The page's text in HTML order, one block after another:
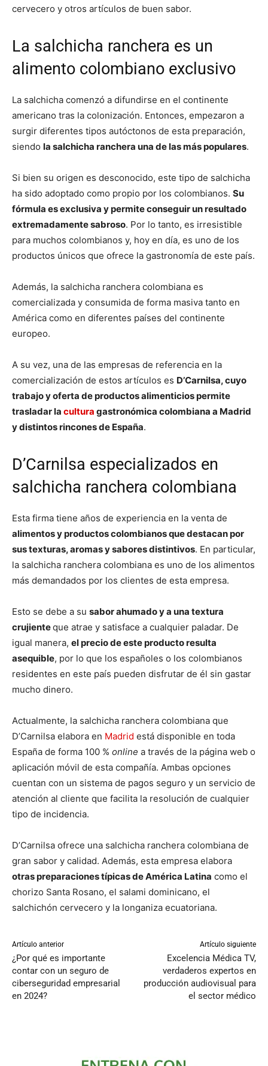
cervecero y otros artículos de buen sabor.
La salchicha ranchera es un
alimento colombiano exclusivo
La salchicha comenzó a difundirse en el continente
americano tras la colonización. Entonces, empezaron a
surgir diferentes tipos autóctonos de esta preparación,
siendo la salchicha ranchera una de las más populares.
Si bien su origen es desconocido, este tipo de salchicha
ha sido adoptado como propio por los colombianos. Su
fórmula es exclusiva y permite conseguir un resultado
extremadamente sabroso. Por lo tanto, es irresistible
para muchos colombianos y, hoy en día, es uno de los
productos únicos que ofrece la gastronomía de este país.
Además, la salchicha ranchera colombiana es
comercializada y consumida de forma masiva tanto en
América como en diferentes países del continente
europeo.
A su vez, una de las empresas de referencia en la
comercialización de estos artículos es D’Carnilsa, cuyo
trabajo y oferta de productos alimenticios permite
trasladar la cultura gastronómica colombiana a Madrid
y distintos rincones de España.
D’Carnilsa especializados en
salchicha ranchera colombiana
Esta firma tiene años de experiencia en la venta de
alimentos y productos colombianos que destacan por
sus texturas, aromas y sabores distintivos. En particular,
la salchicha ranchera colombiana es uno de los alimentos
más demandados por los clientes de esta empresa.
Esto se debe a su sabor ahumado y a una textura
crujienteque atrae y satisface a cualquier paladar. De
igual manera, el precio de este producto resulta
asequible, por lo que los españoles o los colombianos
residentes en este país pueden disfrutar de él sin gastar
mucho dinero.
Actualmente, la salchicha ranchera colombiana que
D’Carnilsa elabora en Madrid está disponible en toda
España de forma 100 % online a través de la página web o
aplicación móvil de esta compañía. Ambas opciones
cuentan con un sistema de pagos seguro y un servicio de
atención al cliente que facilita la resolución de cualquier
tipo de incidencia.
D’Carnilsa ofrece una salchicha ranchera colombiana de
gran sabor y calidad. Además, esta empresa elabora
otras preparaciones típicas de América Latina como el
chorizo Santa Rosano, el salami dominicano, el
salchichón cervecero y la longaniza ecuatoriana.
Artículo anterior
¿Por qué es importante
contar con un seguro de
ciberseguridad empresarial
en 2024?
Artículo siguiente
Excelencia Médica TV,
verdaderos expertos en
producción audiovisual para
el sector médico